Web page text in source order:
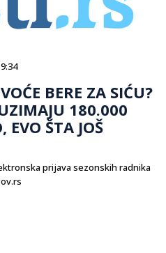
BERE ZA SIĆU?
180.000
EVO ŠTA JOŠ
prijava sezonskih radnika